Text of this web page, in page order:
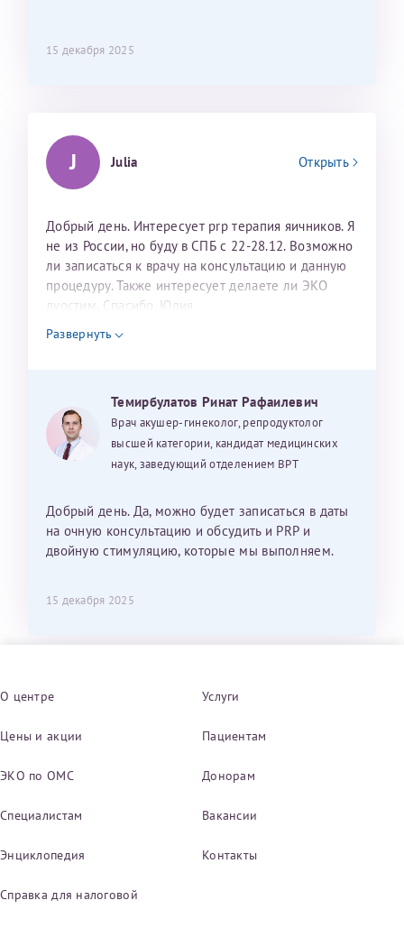
15 декабря 2025
J Julia Открыть
Добрый день. Интересует prp терапия яичников. Я
не из России, но буду в СПБ с 22-28.12. Возможно
ли записаться к врачу на консультацию и данную
процедуру. Также интересует делаете ли ЭКО
дуостим. Спасибо. Юлия
Развернуть
Темирбулатов Ринат Рафаилевич
Врач акушер-гинеколог, репродуктолог
высшей категории, кандидат медицинских
наук, заведующий отделением ВРТ
Добрый день. Да, можно будет записаться в даты
на очную консультацию и обсудить и PRP и
двойную стимуляцию, которые мы выполняем.
15 декабря 2025
О центре Услуги
Цены и акции Пациентам
ЭКО по ОМС Донорам
Специалистам Вакансии
Энциклопедия Контакты
Справка для налоговой